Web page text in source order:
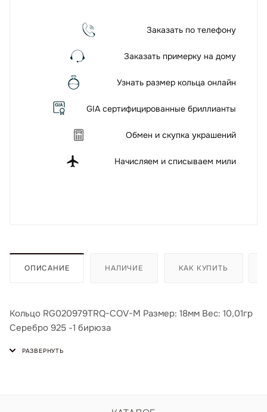
Заказать по телефону
Заказать примерку на дому
Узнать размер кольца онлайн
GIA сертифицированные бриллианты
Обмен и скупка украшений
Начисляем и списываем мили
ОПИСАНИЕ НАЛИЧИЕ КАК КУПИТЬ
Кольцо RG020979TRQ-COV-M Размер: 18мм Вес: 10,01гр
Серебро 925 -1 бирюза